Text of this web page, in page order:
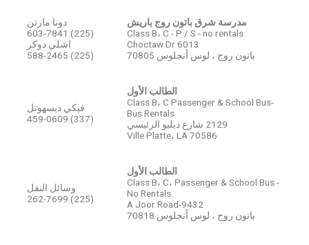
مدرسة شرق باتون روج باريش
Class B، C - P / S - no rentals
6013 Choctaw Dr
باتون روج ، لوس أنجلوس 70805
دونا مارتن
(225) 603-7841
اشلي دوكر
(225) 588-2465
الطالب الأول
Class B، C Passenger & School Bus-
Bus Rentals
2129 شارع دبليو الرئيسي
Ville Platte، LA 70586
فيكي ديسهوتل
(337) 459-0609
الطالب الأول
Class B، C، Passenger & School Bus -
No Rentals
9432-A Joor Road
باتون روج ، لوس أنجلوس 70818
وسائل النقل
(225) 262-7699